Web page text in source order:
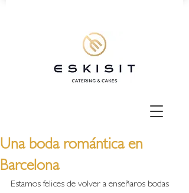
Una boda romántica en
Barcelona
Estamos felices de volver a enseñaros bodas